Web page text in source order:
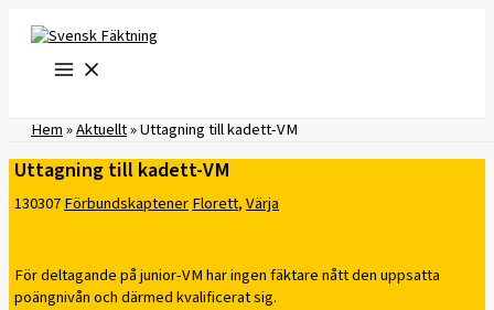
innehåll
Hem»Aktuellt»Uttagning till kadett-VM
Uttagning till kadett-VM
130307FörbundskaptenerFlorett,Värja
För deltagande på junior-VM har ingen fäktare nått den uppsatta
poängnivån och därmed kvalificerat sig.